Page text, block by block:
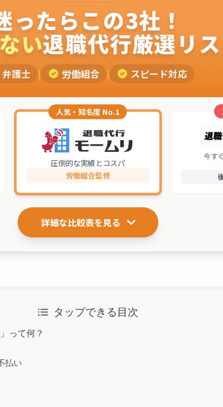
ったらこの3社！
い退職代行厳選リ
弁護士 | 労働組合 | スピード対応
人気・知名度 No.1
圧倒的な実績とコスパ
労働組合監修
今す
詳細な比較表を見る
タップできる目次
って何？
払い